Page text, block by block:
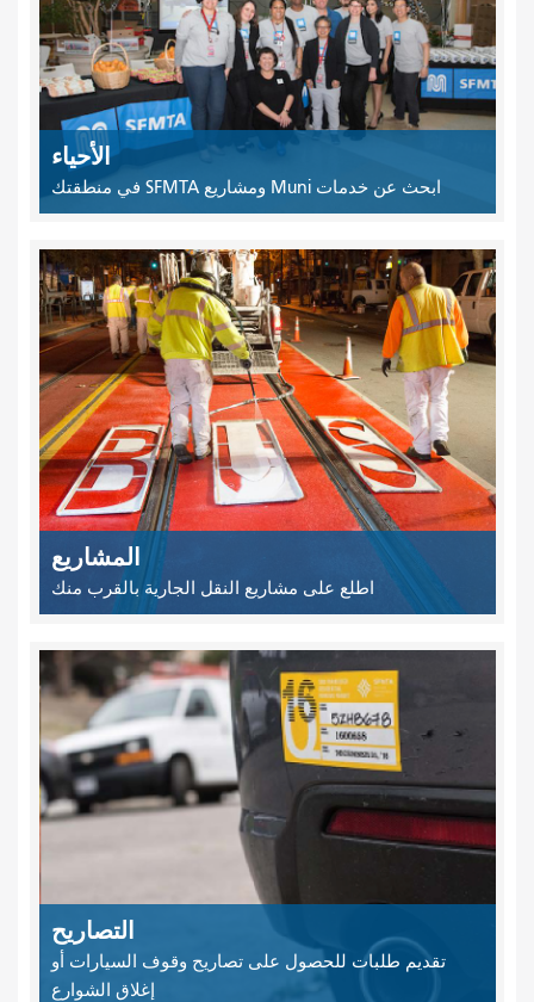
الأحياء
ابحث عن خدمات Muni ومشاريع SFMTA في منطقتك
المشاريع
اطلع على مشاريع النقل الجارية بالقرب منك
التصاريح
تقديم طلبات للحصول على تصاريح وقوف السيارات أو
إغلاق الشوارع